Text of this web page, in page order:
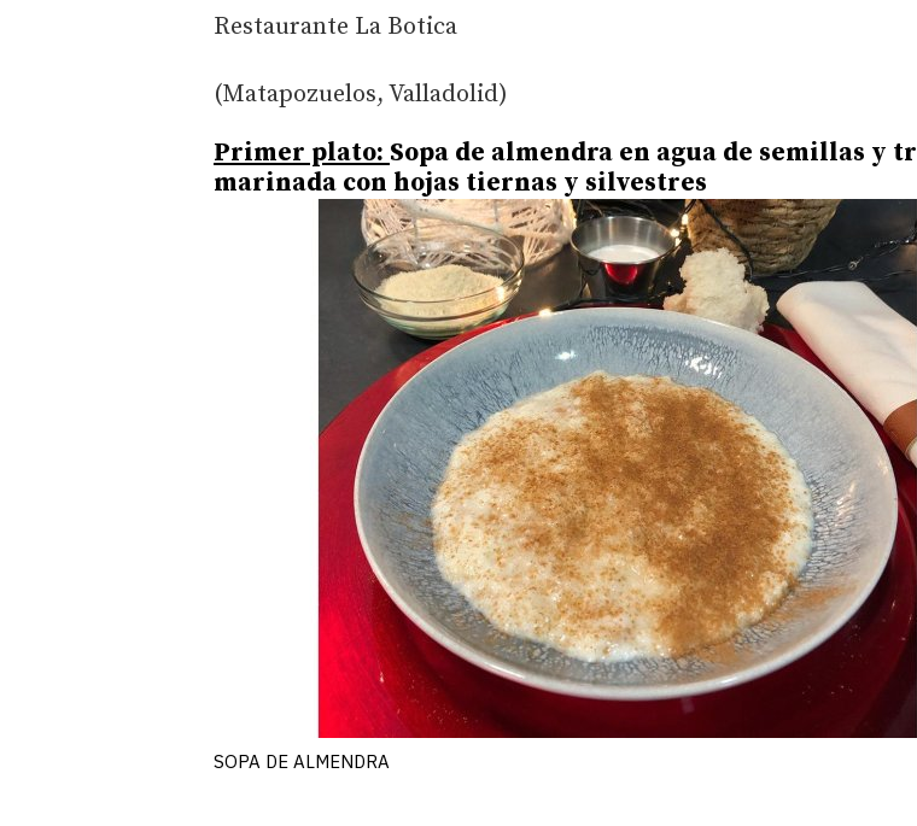
Restaurante La Botica
(Matapozuelos, Valladolid)
Primer plato: Sopa de almendra en agua de semillas y
marinada con hojas tiernas y silvestres
SOPA DE ALMENDRA